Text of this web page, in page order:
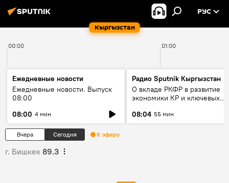
Кыргызстан
РУС
00:00 01:00
Ежедневные новости
Ежедневные новости. Выпуск
08:00
08:00 4 мин
Радио Sputnik Кыргызстан
О вкладе РКФР в развитие
экономики КР и ключевых
08:04 55 мин
Вчера Сегодня К эфиру
г. Бишкек 89.3